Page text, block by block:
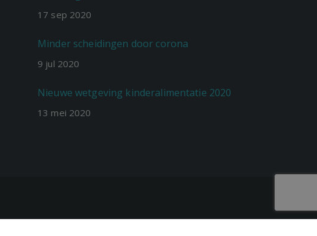
17 sep 2020
Minder scheidingen door corona
9 jul 2020
Nieuwe wetgeving kinderalimentatie 2020
13 mei 2020